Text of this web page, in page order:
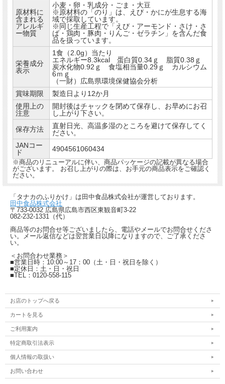
原材料に
含まれる
アレルギ
ー物質
小麦・卵・乳成分・ごま・大豆
※原材料の「のり」は、えび・かにが生息する海
域で採取しています。
※同じ生産工程で「えび・アーモンド・さけ・さ
ば・鶏肉・豚肉・りんご・ゼラチン」を含んだ食
品を扱っています。
栄養成分
表示
1食（2.0g）当たり
エネルギー8.3kcal 蛋白質0.34ｇ 脂質0.38ｇ
炭水化物0.92ｇ 食塩相当量0.29ｇ カルシウム
6ｍｇ
（一財）広島県環境保健協会分析
賞味期限
製造日より12か月
使用上の
注意
開封後はチャックを閉めて保存し、お早めにお召
し上がり下さい。
保存方法
直射日光、高温多湿のところを避けて保存してく
ださい。
JANコー
ド
4904561060434
※商品のリニューアルに伴い、商品パッケージの記載が異なる場合
がございます。 お召し上がりの際は、お手元の商品表示をご確認く
ださい。
「タナカのふりかけ」は田中食品株式会社が運営しております。
田中食品株式会社
〒733-0032 広島県広島市西区東観音町3-22
082-232-1331（代）
商品等のお問合せ等ございましたら、電話やメールでお問合せくださ
い。メール返信などは翌営業日以降になりますので、ご了承くださ
い。
＜お問合わせ業務＞
■営業日時：10:00～17：00（土・日・祝日を除く）
■定休日：土・日・祝日
■TEL：0120-558-115
お店のトップへ戻る
カートを見る
ご利用案内
特定商取引法表示
個人情報の取扱い
お問い合わせ